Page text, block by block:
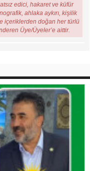
edici, hakaret ve küfür
ahlaka aykırı, kişilik
içeriklerden doğan her türlü
Üye/Üyeler’e aittir.